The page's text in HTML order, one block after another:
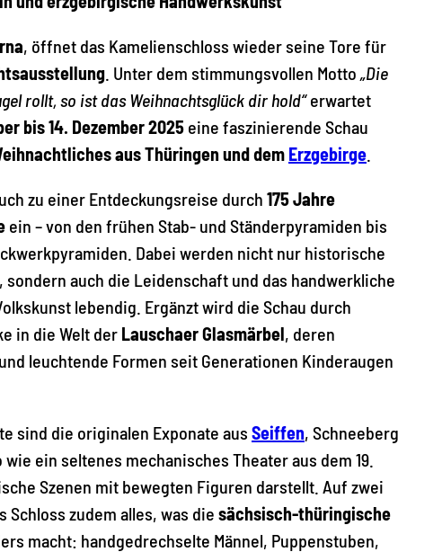
, öffnet das Kamelienschloss wieder seine Tore für
. Unter dem stimmungsvollen Motto „Die
rollt, so ist das Weihnachtsglück dir hold“erwartet
bis 14. Dezember 2025 eine faszinierende Schau
aus Thüringen und dem Erzgebirge
zu einer Entdeckungsreise durch 175 Jahre
ein – von den frühen Stab- und Ständerpyramiden bis
Dabei werden nicht nur historische
auch die Leidenschaft und das handwerkliche
lebendig. Ergänzt wird die Schau durch
in die Welt der Lauschaer Glasmärbel, deren
leuchtende Formen seit Generationen Kinderaugen
sind die originalen Exponate aus Seiffen, Schneeberg
wie ein seltenes mechanisches Theater aus dem 19.
Szenen mit bewegten Figuren darstellt. Auf zwei
Schloss zudem alles, was die sächsisch-thüringische
macht: handgedrechselte Männel, Puppenstuben,